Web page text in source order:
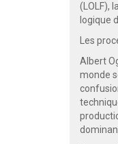
(LOLF),
logique
Les
Albert
monde